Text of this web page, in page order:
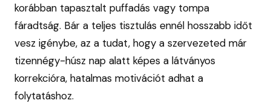
korábban tapasztalt puffadás vagy tompa
fáradtság. Bár a teljes tisztulás ennél hosszabb időt
vesz igénybe, az a tudat, hogy a szervezeted már
tizennégy-húsz nap alatt képes a látványos
korrekcióra, hatalmas motivációt adhat a
folytatáshoz.